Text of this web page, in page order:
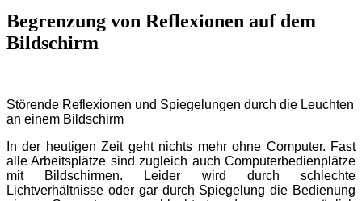
Begrenzung von Reflexionen auf dem
Bildschirm
Störende Reflexionen und Spiegelungen durch die Leuchten
an einem Bildschirm
In der heutigen Zeit geht nichts mehr ohne Computer. Fast
alle Arbeitsplätze sind zugleich auch Computerbedienplätze
mit Bildschirmen. Leider wird durch schlechte
Lichtverhältnisse oder gar durch Spiegelung die Bedienung